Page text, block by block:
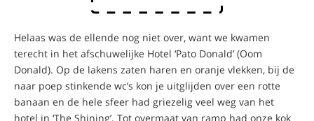
Helaas was de ellende nog niet over, want we kwamen
terecht in het afschuwelijke Hotel ‘Pato Donald’ (Oom
Donald). Op de lakens zaten haren en oranje vlekken, bij de
naar poep stinkende wc’s kon je uitglijden over een rotte
banaan en de hele sfeer had griezelig veel weg van het
hotel in ‘The Shining’. Tot overmaat van ramp had onze kok